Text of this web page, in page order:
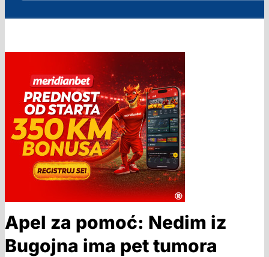
Apel za pomoć: Nedim iz
Bugojna ima pet tumora